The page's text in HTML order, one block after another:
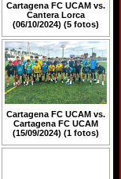
Cartagena FC UCAM vs.
Cantera Lorca
(06/10/2024) (5 fotos)
Cartagena FC UCAM vs.
Cartagena FC UCAM
(15/09/2024) (1 fotos)